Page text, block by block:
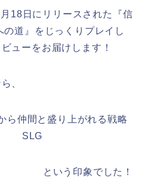
18日にリリースされた『信
の道 』をじっくりプレイし
ューをお届けします！
、
ら仲間と盛り上がれる戦略
SLG
という印象でした！